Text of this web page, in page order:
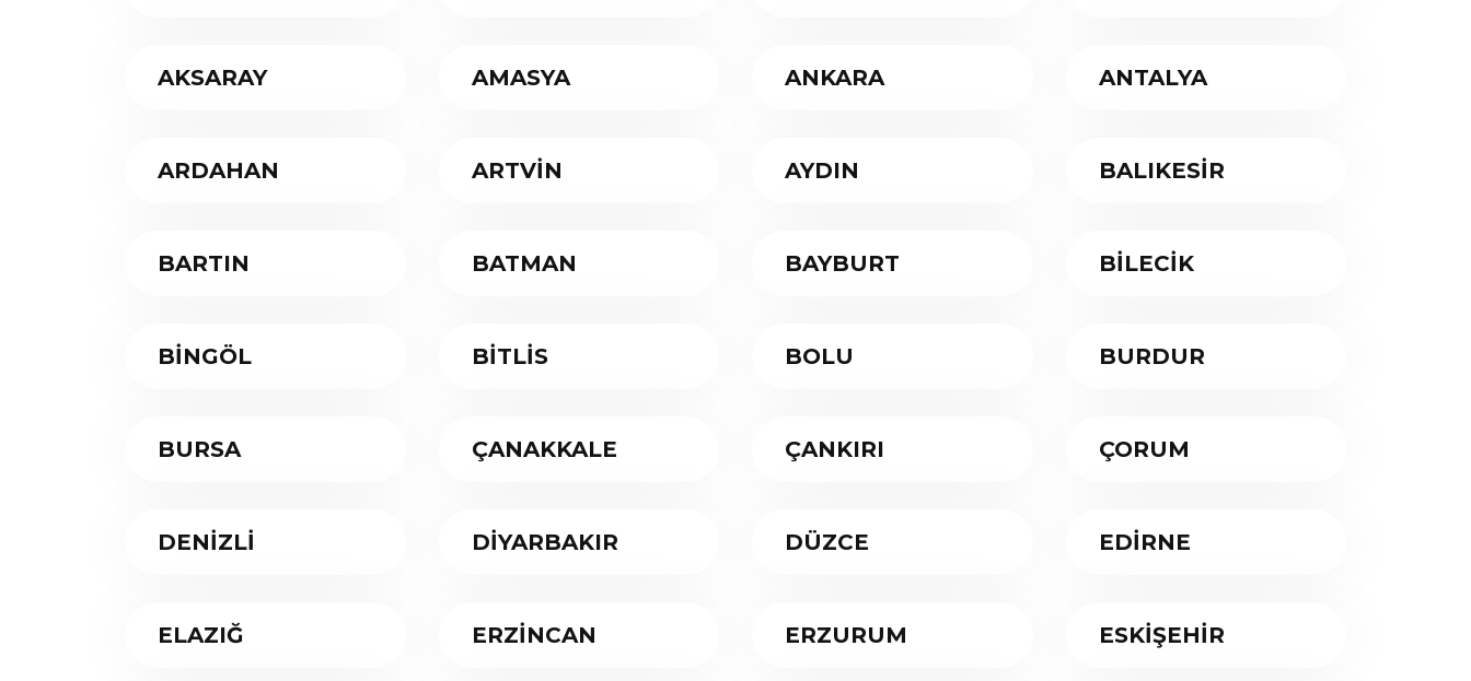
AKSARAY AMASYA ANKARA ANTALYA
ARDAHAN ARTVİN AYDIN BALIKESİR
BARTIN BATMAN BAYBURT BİLECİK
BİNGÖL BİTLİS BOLU BURDUR
BURSA ÇANAKKALE ÇANKIRI ÇORUM
DENİZLİ DİYARBAKIR DÜZCE EDİRNE
ELAZIĞ ERZİNCAN ERZURUM ESKİŞEHİR